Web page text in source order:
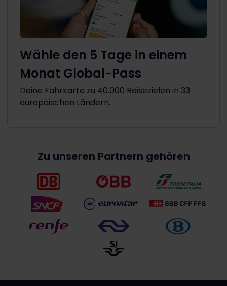
Wähle den 5 Tage in einem
Monat Global-Pass
Deine Fahrkarte zu 40.000 Reisezielen in 33
europäischen Ländern.
Zu unseren Partnern gehören